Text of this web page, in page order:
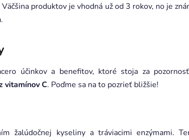
Väčšina produktov je vhodná už od 3 rokov, no je
účinkov a benefitov, ktoré stoja za
vitamínov C. Poďme sa na to pozrieť bližšie!
žalúdočnej kyseliny a tráviacimi enzýmami.